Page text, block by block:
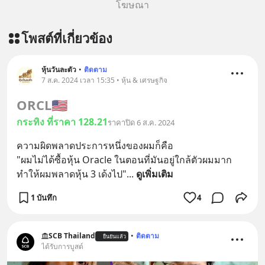
โฆษณา
โพสต์ที่เกี่ยวข้อง
หุ้นวันละตัว • ติดตาม
7 ส.ค. 2024 เวลา 15:35 • หุ้น & เศรษฐกิจ
ORCL🇺🇸
กระทิง ที่ราคา 128.21ราคาปิด 6 ส.ค. 2024
ความผิดพลาดประการหนึ่งของผมก็คือ
"ผมไม่ได้ซื้อหุ้น Oracle ในตอนที่มันอยู่ใกล้ตัวผมมาก
ทำให้ผมพลาดหุ้น 3 เด้งไป"... ดูเพิ่มเติม
1 บันทึก 4
SCB Thailand ยืนยันแล้ว • ติดตาม
ได้รับการบูสต์